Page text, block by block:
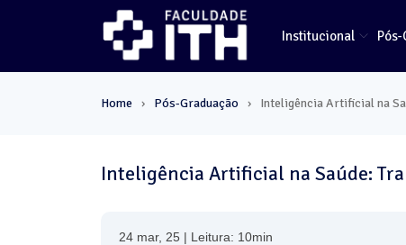
Institucional
Home › Pós-Graduação › Inteligência Artificial na
Inteligência Artificial na Saúde:
24 mar, 25 | Leitura: 10min